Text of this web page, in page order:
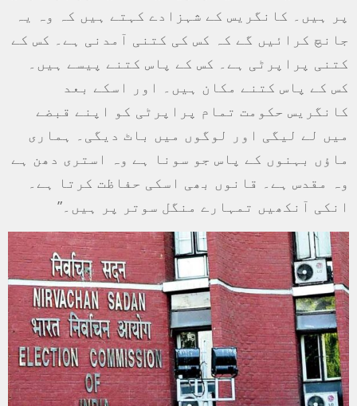
پر ہیں۔ کانگریس کے شہزادے کہتے ہیں کہ وہ یہ
جانچ کرائیں گے کہ کس کی کتنی آمدنی ہے۔ کس کے
کتنی پراپرٹی ہے۔ کس کے پاس کتنے پیسے ہیں۔
کس کے پاس کتنے مکان ہیں۔ اور اسکے بعد
کانگریس حکومت تمام پراپرٹی کو اپنے قبضے
میں لے لیگی اور لوگوں میں باٹ دیگی۔ ہماری
ماؤں بہنوں کے پاس جو سونا ہے وہ استری دھن ہے
وہ مقدس ہے۔ قانوں بھی اسکی حفاظت کرتا ہے۔
انکی آنکھیں تمہارے منگل سوتر پر ہیں۔”